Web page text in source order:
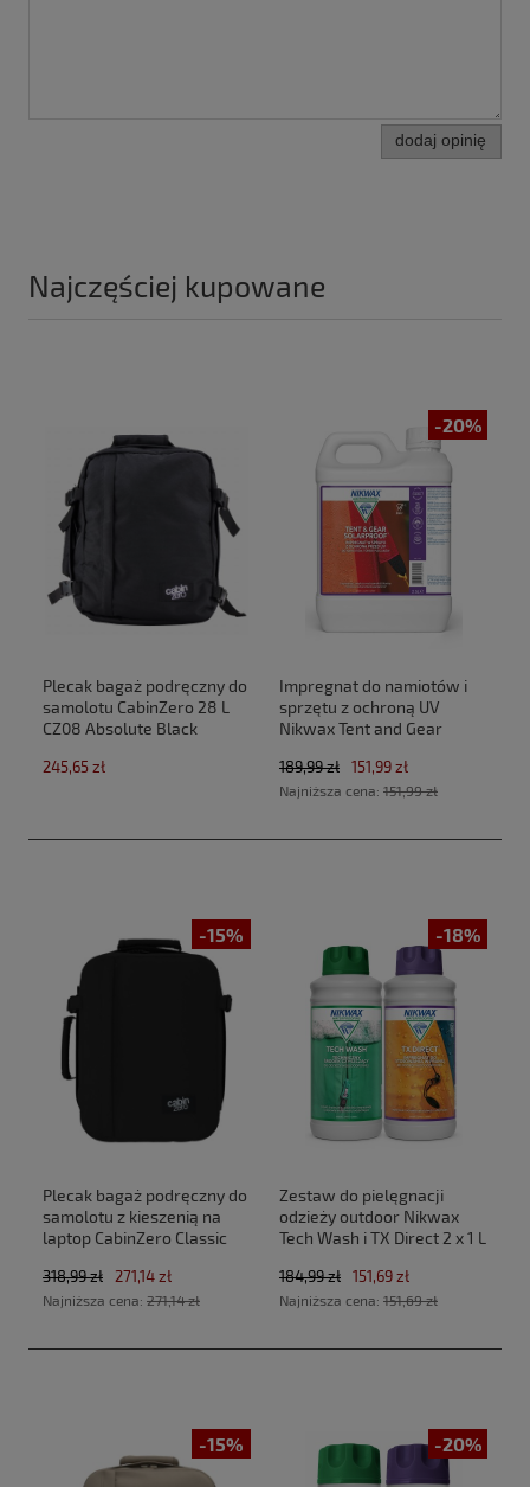
dodaj opinię
Najczęściej kupowane
Plecak bagaż podręczny do
samolotu CabinZero 28 L
CZ08 Absolute Black
Air)
245,65 zł
-20%
Impregnat do namiotów i
sprzętu z ochroną UV
Nikwax Tent and Gear
189,99 zł 151,99 zł
Najniższa cena: 151,99 zł
-15%
Plecak bagaż podręczny do
samolotu z kieszenią na
laptop CabinZero Classic
Black (40x30x20cm
Ryanair, Wizz Air)
318,99 zł 271,14 zł
Najniższa cena: 271,14 zł
-18%
Zestaw do pielęgnacji
odzieży outdoor Nikwax
Tech Wash i TX Direct 2 x 1 L
184,99 zł 151,69 zł
Najniższa cena: 151,69 zł
-15% -20%